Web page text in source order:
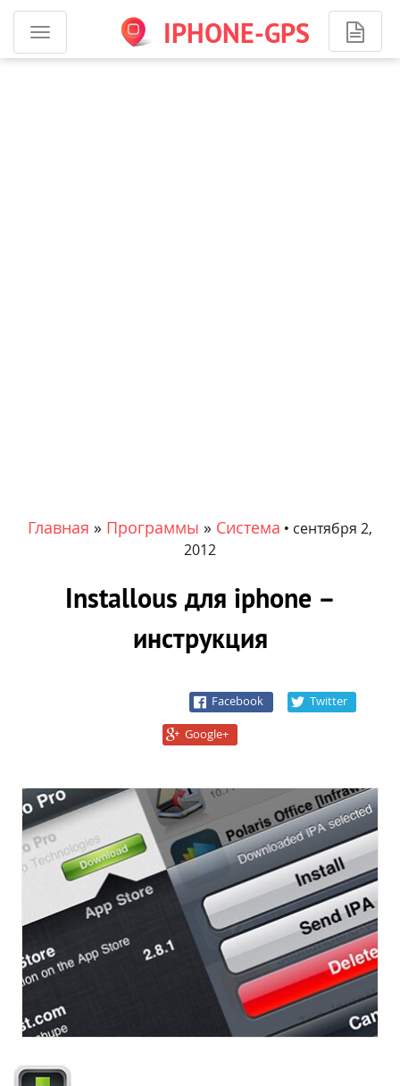
Программы
для
IPHONE-GPS
Главная » Программы » Система • сентября 2,
2012
Installous для iphone –
инструкция
Facebook Twitter
Google+